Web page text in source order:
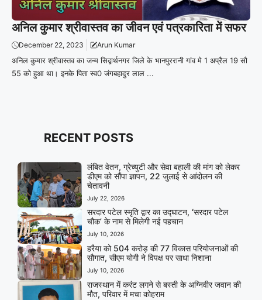
अनिल कुमार श्रीवास्तव का जीवन एवं पत्रकारिता में सफर
December 22, 2023 Arun Kumar
अनिल कुमार श्रीवास्तव का जन्म सिद्वार्थनगर जिले के भानपुररानी गांव मे 1 अप्रैल 19 सौ
55 को हुआ था। इनके पिता स्व0 जंगबहादुर लाल ...
RECENT POSTS
लंबित वेतन, ग्रेच्युटी और सेवा बहाली की मांग को लेकर
डीएम को सौंपा ज्ञापन, 22 जुलाई से आंदोलन की
चेतावनी
July 22, 2026
सरदार पटेल स्मृति द्वार का उद्घाटन, ‘सरदार पटेल
चौक’ के नाम से मिलेगी नई पहचान
July 10, 2026
हरैया को 504 करोड़ की 77 विकास परियोजनाओं की
सौगात, सीएम योगी ने विपक्ष पर साधा निशाना
July 10, 2026
राजस्थान में करंट लगने से बस्ती के अग्निवीर जवान की
मौत, परिवार में मचा कोहराम